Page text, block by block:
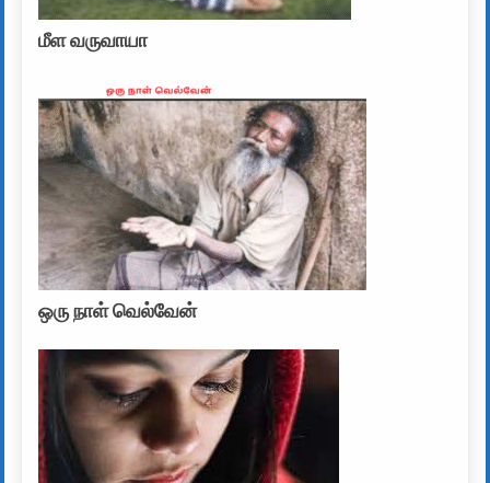
மீள வருவாயா
ஒரு நாள் வெல்வேன்